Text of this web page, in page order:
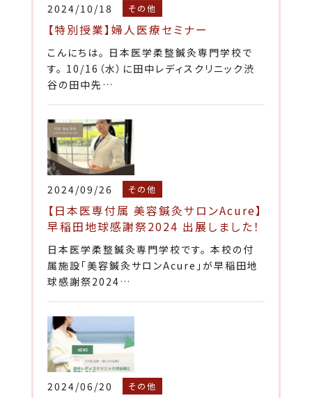
2024/10/18 その他
【特別授業】婦人医療セミナー
こんにちは。 日本医学柔整鍼灸専門学校で
す。 10/16（水）に田中レディスクリニック渋
谷の田中先…
2024/09/26 その他
【日本医専付属 美容鍼灸サロンAcure】
早稲田地球感謝祭2024 出展しました！
日本医学柔整鍼灸専門学校です。 本校の付
属施設「美容鍼灸サロンAcure」が早稲田地
球感謝祭2024…
2024/06/20 その他